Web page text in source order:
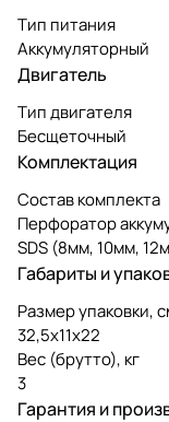
Тип питания
Аккумуляторный
Двигатель
Тип двигателя
Бесщеточный
Комплектация
Состав комплекта
Перфоратор
SDS (8мм, 10мм,
Габариты и
Размер упаковки,
32,5х11х22
Вес (брутто), кг
3
Гарантия и